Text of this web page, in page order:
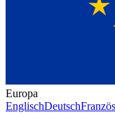
Europa
EnglischDeutsch